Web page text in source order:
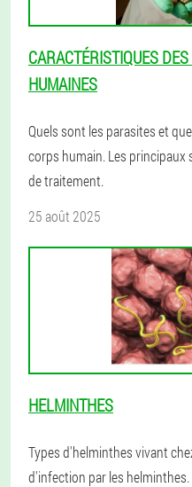
CARACTÉRISTIQUES
HUMAINES
Quels sont les parasites et
corps humain. Les
de traitement.
25 août 2025
HELMINTHES
Types d'helminthes vivant
d'infection par les